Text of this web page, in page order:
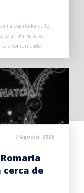
quarta-feira, 12
solar. A iniciativa
à comunidade.
7 Agosto, 2026
cerca de